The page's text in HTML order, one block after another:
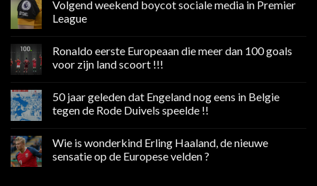
Volgend weekend boycot sociale media in Premier
League
op
weekend
media
in
Premier
Ronaldo eerste Europeaan die meer dan 100 goals
voor zijn land scoort !!!
op
Ronaldo
eerste
meer
100
50 jaar geleden dat Engeland nog eens in Belgie
tegen de Rode Duivels speelde !!
op
jaar
Wie is wonderkind Erling Haaland, de nieuwe
sensatie op de Europese velden ?